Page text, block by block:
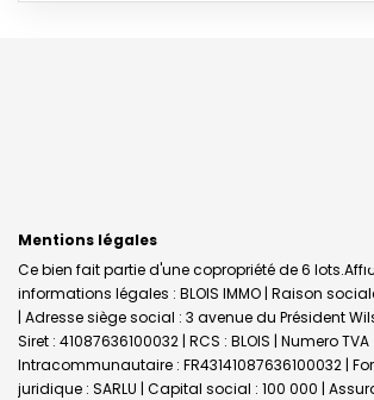
Mentions légales
Ce bien fait partie d'une copropriété de 6
informations légales : BLOIS IMMO | Raison sociale :
| Adresse siège social : 3 avenue du Président
Siret : 41087636100032 | RCS : BLOIS | Numero TVA
Intracommunautaire : FR43141087636100032 |
juridique : SARLU | Capital social : 100 000 |